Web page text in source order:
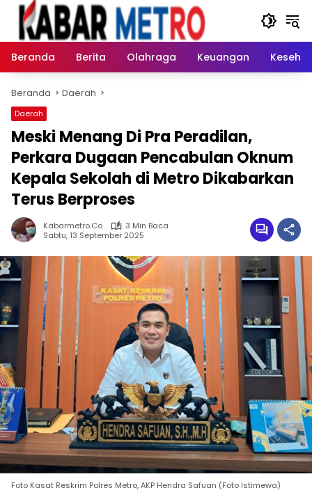
Langsung
konten
Beranda
Berita Olahraga Keuangan
Beranda Daerah
Daerah
Meski Menang Di Pra Peradilan,
Perkara Dugaan Pencabulan Oknum
Kepala Sekolah di Metro Dikabarkan
Terus Berproses
Kabarmetro.co
3 Min Baca
Sabtu, 13 September 2025
Foto Kasat Reskrim Polres Metro, AKP Hendra Safuan (Foto Istimewa)